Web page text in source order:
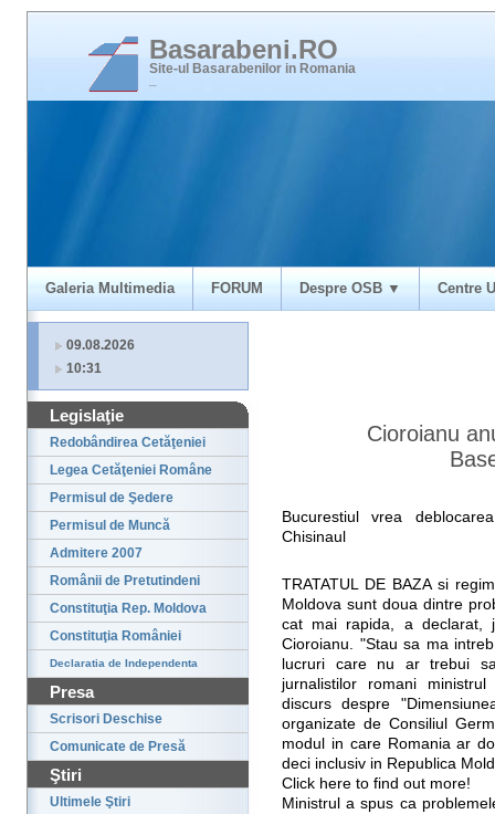
Basarabeni.RO
Site-ul Basarabenilor in Romania
Galeria Multimedia FORUM Despre OSB ▼ Centre
09.08.2026
10:31
Legislaţie
Redobândirea Cetăţeniei
Legea Cetăţeniei Române
Permisul de Şedere
Permisul de Muncă
Admitere 2007
Românii de Pretutindeni
Constituţia Rep. Moldova
Constituţia României
Declaratia de Independenta
Presa
Scrisori Deschise
Comunicate de Presă
Ştiri
Ultimele Ştiri
Cioroianu
Bucurestiul vrea
Chisinaul
TRATATUL DE BAZA si
Moldova sunt doua dintre
cat mai rapida, a declarat,
Cioroianu. "Stau sa ma
lucruri care nu ar trebui
jurnalistilor romani
discurs despre
organizate de Consiliul
modul in care Romania ar
deci inclusiv in Republica
Click here to find out more!
Ministrul a spus ca